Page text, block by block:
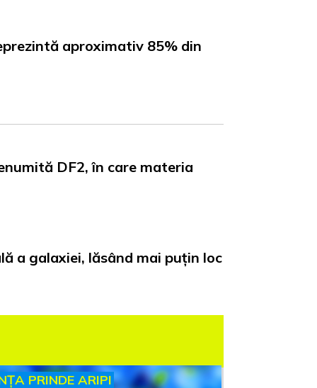
aproximativ 85% din
DF2, în care materia
a galaxiei, lăsând mai puțin loc
PRINDE ARIPI